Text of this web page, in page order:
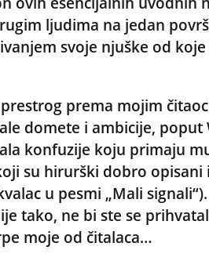
ljudima na jedan
svoje njuške od
prema mojim
domete i ambicije, poput
konfuzije koju primaju
su hirurški dobro opisani
u pesmi „Mali
tako, ne bi ste se
moje od čitalaca…